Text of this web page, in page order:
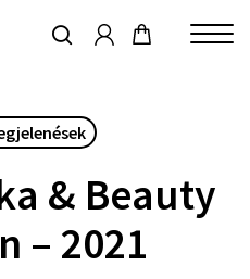
keresés
& Beauty
– 2021